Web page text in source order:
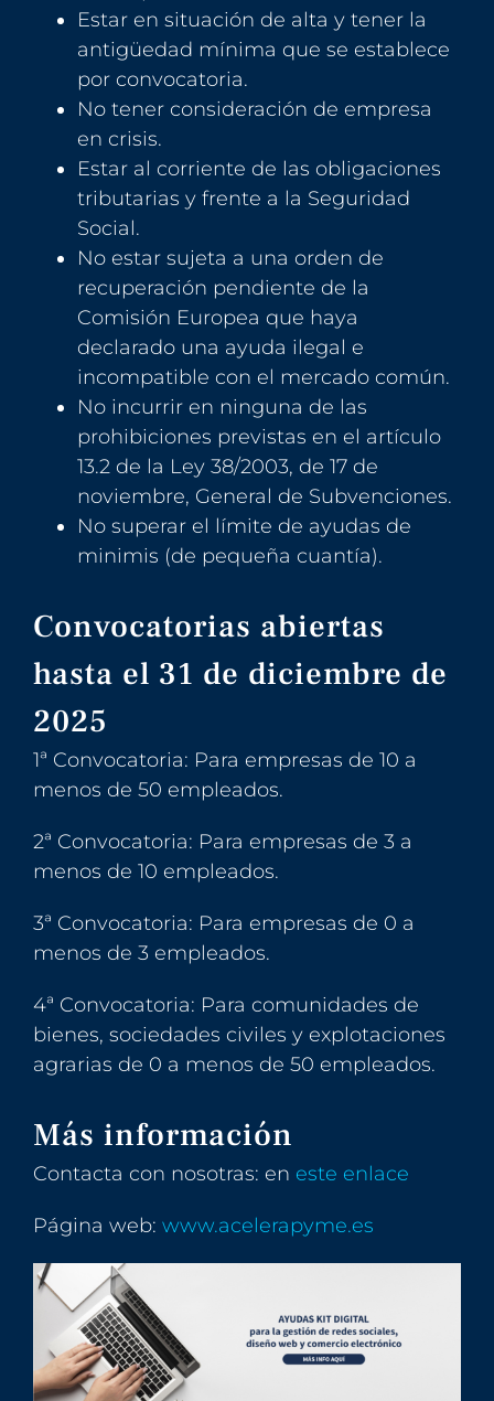
Estar en situación de alta y tener la
antigüedad mínima que se establece
por convocatoria.
No tener consideración de empresa
en crisis.
Estar al corriente de las obligaciones
tributarias y frente a la Seguridad
Social.
No estar sujeta a una orden de
recuperación pendiente de la
Comisión Europea que haya
declarado una ayuda ilegal e
incompatible con el mercado común.
No incurrir en ninguna de las
prohibiciones previstas en el artículo
13.2 de la Ley 38/2003, de 17 de
noviembre, General de Subvenciones.
No superar el límite de ayudas de
minimis (de pequeña cuantía).
Convocatorias abiertas
hasta el 31 de diciembre de
2025
1ª Convocatoria: Para empresas de 10 a
menos de 50 empleados.
2ª Convocatoria: Para empresas de 3 a
menos de 10 empleados.
3ª Convocatoria: Para empresas de 0 a
menos de 3 empleados.
4ª Convocatoria: Para comunidades de
bienes, sociedades civiles y explotaciones
agrarias de 0 a menos de 50 empleados.
Más información
Contacta con nosotras: en este enlace
Página web: www.acelerapyme.es